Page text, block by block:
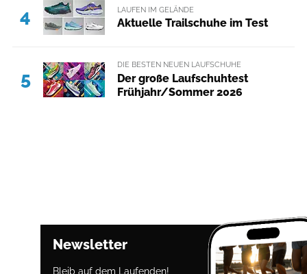
4 LAUFEN IM GELÄNDE
Aktuelle Trailschuhe im Test
5
DIE BESTEN NEUEN LAUFSCHUHE
Der große Laufschuhtest
Frühjahr/Sommer 2026
Newsletter
Bleib auf dem Laufenden!